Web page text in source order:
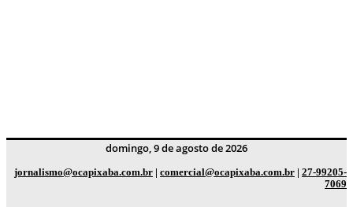
domingo, 9 de agosto de 2026
jornalismo@ocapixaba.com.br | comercial@ocapixaba.com.br | 27-99205-
7069